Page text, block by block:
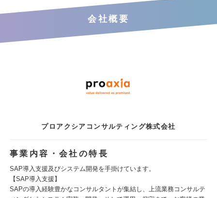
会社概要
プロアクシアコンサルティング株式会社
事業内容・会社の特長
SAP導入支援及びシステム開発を手掛けています。
【SAP導入支援】
SAPの導入経験豊かなコンサルタントが集結し、上流業務コンサルテ